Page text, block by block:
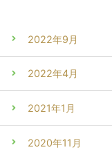
2022年9月
2022年4月
2021年1月
2020年11月